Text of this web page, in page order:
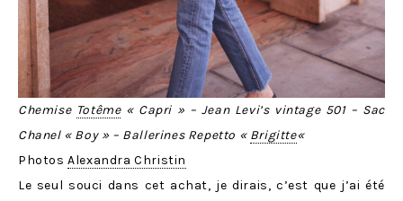
Chemise Totême« Capri » – Jean Levi’s vintage 501 – Sac
Chanel « Boy » – Ballerines Repetto « Brigitte«
PhotosAlexandra Christin
Le seul souci dans cet achat, je dirais, c’est que j’ai été